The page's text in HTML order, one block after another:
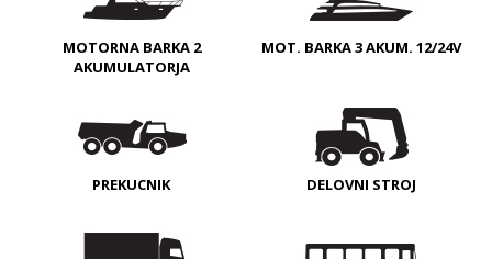
MOTORNA BARKA 2
AKUMULATORJA
MOT. BARKA 3 AKUM. 12/24V
PREKUCNIK DELOVNI STROJ